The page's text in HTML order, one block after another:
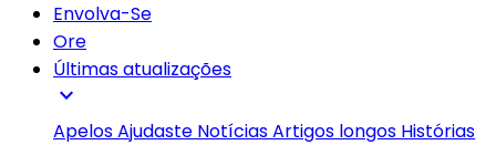
Envolva-Se
Ore
Últimas atualizações
expand_more
ApelosAjudaste NotíciasArtigos longos Histórias